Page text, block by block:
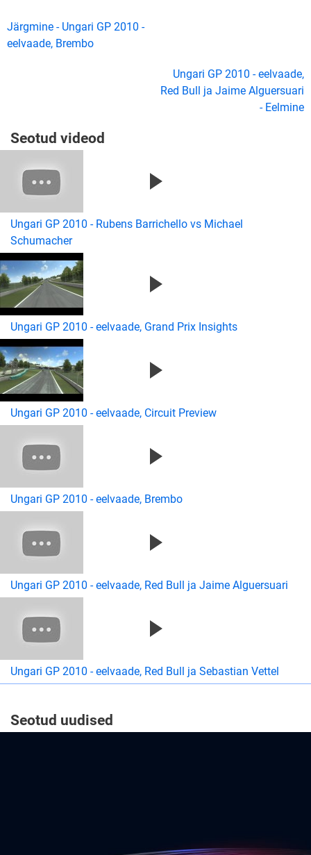
Järgmine - Ungari GP 2010 -
eelvaade, Brembo
Ungari GP 2010 - eelvaade,
Red Bull ja Jaime Alguersuari
- Eelmine
Seotud videod
Ungari GP 2010 - Rubens Barrichello vs Michael
Schumacher
Ungari GP 2010 - eelvaade, Grand Prix Insights
Ungari GP 2010 - eelvaade, Circuit Preview
Ungari GP 2010 - eelvaade, Brembo
Ungari GP 2010 - eelvaade, Red Bull ja Jaime Alguersuari
Ungari GP 2010 - eelvaade, Red Bull ja Sebastian Vettel
Seotud uudised